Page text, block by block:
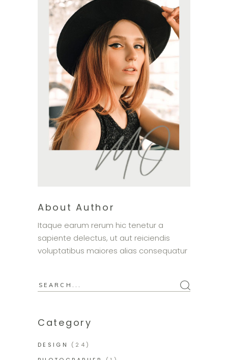
About Author
Itaque earum rerum hic tenetur a
sapiente delectus, ut aut reiciendis
voluptatibus maiores alias consequatur
Search
Category
DESIGN
(24)